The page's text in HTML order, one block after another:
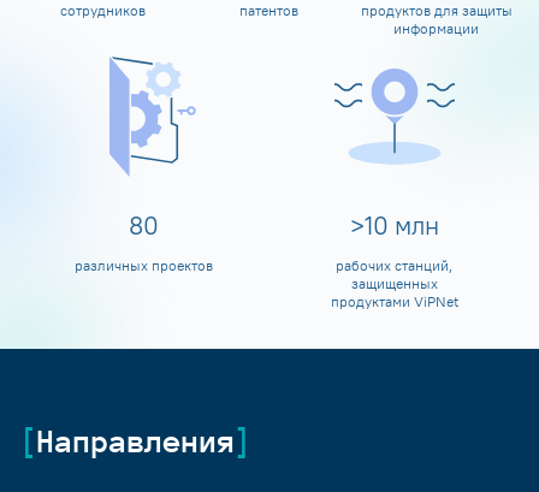
сотрудников патентов
продуктов для защиты
информации
80
различных проектов
>10 млн
рабочих станций,
защищенных
продуктами ViPNet
Направления